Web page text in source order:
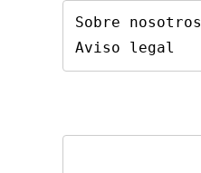
Sobre nosotros
Aviso legal